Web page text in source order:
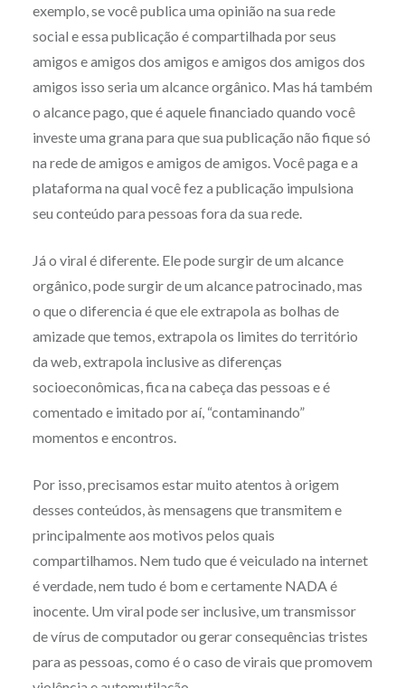
exemplo, se você publica uma opinião na sua rede
social e essa publicação é compartilhada por seus
amigos e amigos dos amigos e amigos dos amigos dos
amigos isso seria um alcance orgânico. Mas há também
o alcance pago, que é aquele financiado quando você
investe uma grana para que sua publicação não fique só
na rede de amigos e amigos de amigos. Você paga e a
plataforma na qual você fez a publicação impulsiona
seu conteúdo para pessoas fora da sua rede.
Já o viral é diferente. Ele pode surgir de um alcance
orgânico, pode surgir de um alcance patrocinado, mas
o que o diferencia é que ele extrapola as bolhas de
amizade que temos, extrapola os limites do território
da web, extrapola inclusive as diferenças
socioeconômicas, fica na cabeça das pessoas e é
comentado e imitado por aí, “contaminando”
momentos e encontros.
Por isso, precisamos estar muito atentos à origem
desses conteúdos, às mensagens que transmitem e
principalmente aos motivos pelos quais
compartilhamos. Nem tudo que é veiculado na internet
é verdade, nem tudo é bom e certamente NADA é
inocente. Um viral pode ser inclusive, um transmissor
de vírus de computador ou gerar consequências tristes
para as pessoas, como é o caso de virais que promovem